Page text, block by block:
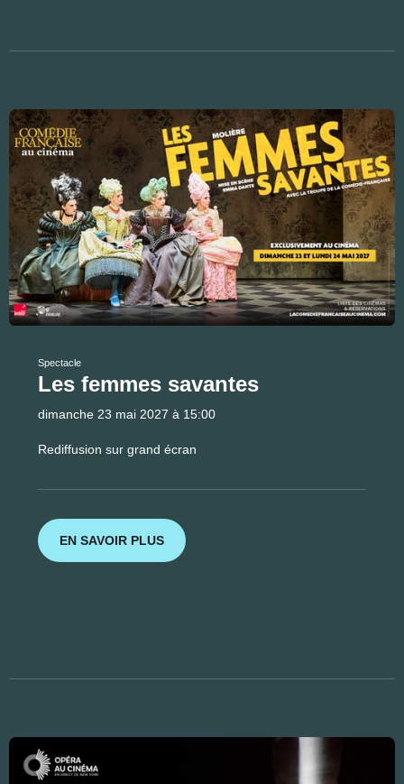
Spectacle
Les femmes savantes
dimanche 23 mai 2027 à 15:00
Rediffusion sur grand écran
EN SAVOIR PLUS